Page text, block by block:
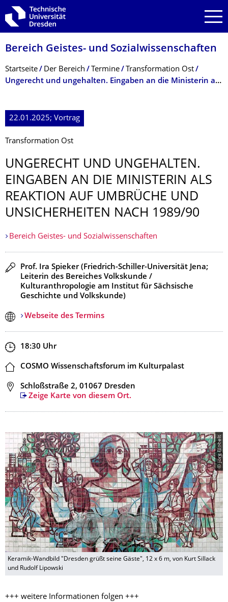
Zur Hauptnavigation springen
Zur Suche springen
Zum Inhalt springen
Bereich Geistes- und Sozialwissenschaf­ten
Breadcrumb-Menü
Startseite Der Bereich Termine
Transformation Ost
Ungerecht und ungehalten. Eingaben an die Ministerin als Reaktion auf Umbrüche und Unsicherheiten
22.01.2025; Vortrag
Transformation Ost
UNGERECHT UND UNGEHALTEN.
EINGABEN AN DIE MINISTERIN ALS
REAKTION AUF UMBRÜCHE UND
UNSICHERHEITEN NACH 1989/90
Bereich Geistes- und Sozialwissenschaften
Redner
Prof. Ira Spieker (Friedrich-Schiller-Universität Jena;
Leiterin des Bereiches Volkskunde /
Kulturanthropologie am Institut für Sächsische
Geschichte und Volkskunde)
Webseite des Termins
Zeit
18:30 Uhr
Ort
COSMO Wissenschaftsforum im Kulturpalast
Adresse
Schloßstraße 2, 01067 Dresden
Zeige Karte von diesem Ort.
© Jörg Blobelt
Keramik-Wandbild "Dresden grüßt seine Gäste", 12 x 6 m, von Kurt Sillack
und Rudolf Lipowski
+++ weitere Informationen folgen +++